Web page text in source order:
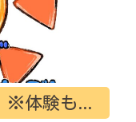
新規ご利用者募集中♪ ※体験も無料です